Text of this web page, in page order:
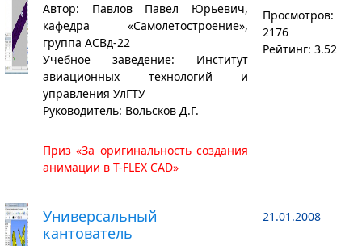
Автор: Павлов Павел Юрьевич,
кафедра «Самолетостроение»,
группа АСВд-22
Учебное заведение: Институт
авиационных технологий и
управления УлГТУ
Руководитель: Вольсков Д.Г.
Приз «За оригинальность создания
анимации в T-FLEX CAD»
Просмотров:
2176
Рейтинг: 3.52
Универсальный
кантователь
21.01.2008